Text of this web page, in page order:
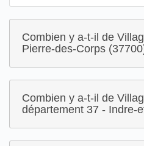
Combien y a-t-il de
Pierre-des-Corps
Combien y a-t-il de
département 37 - Indre-